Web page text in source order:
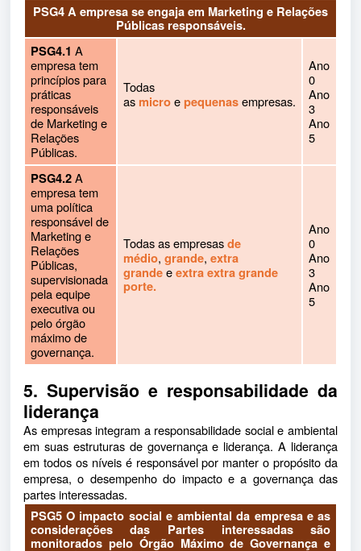
PSG4 A empresa se engaja em Marketing e Relações
Públicas responsáveis.
PSG4.1 A
empresa tem
princípios para
práticas
responsáveis
de Marketing e
Relações
Públicas.
Todas
as microepequenasempresas.
Ano
0
Ano
3
Ano
5
PSG4.2A
empresa tem
uma política
responsável de
Marketing e
Relações
Públicas,
supervisionada
pela equipe
executiva ou
pelo órgão
máximo de
governança.
Todas as empresasde
médio, grande, extra
grandeeextra extra grande
porte.
Ano
0
Ano
3
Ano
5
5. Supervisão e responsabilidade da
liderança
As empresas integram a responsabilidade social e ambiental
em suas estruturas de governança e liderança. A liderança
em todos os níveis é responsável por manter o propósito da
empresa, o desempenho do impacto e a governança das
partes interessadas.
PSG5 O impacto social e ambiental da empresa e as
considerações das Partes interessadas são
monitorados pelo Órgão Máximo de Governança e